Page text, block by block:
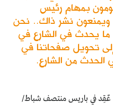
بمهام رئيس
ويمنعون نشر ذاك.. نحن
يحدث في الشارع في
تحويل صفحاتنا في
من الشارع.
عٌقِد في باريس منتصف شباط/